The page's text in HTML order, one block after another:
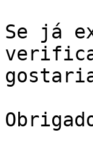
Se já